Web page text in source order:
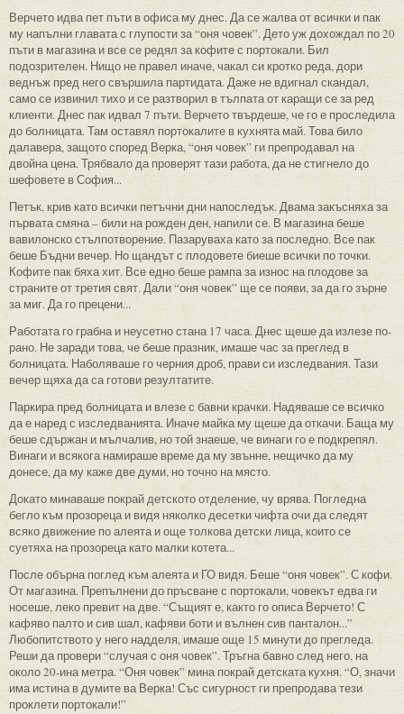
Верчето идва пет пъти в офиса му днес. Да се жалва от всички и пак
му напълни главата с глупости за “оня човек”. Дето уж дохождал по 20
пъти в магазина и все се редял за кофите с портокали. Бил
подозрителен. Нищо не правел иначе, чакал си кротко реда, дори
веднъж пред него свършила партидата. Даже не вдигнал скандал,
само се извинил тихо и се разтворил в тълпата от каращи се за ред
клиенти. Днес пак идвал 7 пъти. Верчето твърдеше, че го е проследила
до болницата. Там оставял портокалите в кухнята май. Това било
далавера, защото според Верка, “оня човек” ги препродавал на
двойна цена. Трябвало да проверят тази работа, да не стигнело до
шефовете в София...
Петък, крив като всички петъчни дни напоследък. Двама закъсняха за
първата смяна – били на рожден ден, напили се. В магазина беше
вавилонско стълпотворение. Пазаруваха като за последно. Все пак
беше Бъдни вечер. Но щандът с плодовете биеше всички по точки.
Кофите пак бяха хит. Все едно беше рампа за износ на плодове за
страните от третия свят. Дали “оня човек” ще се появи, за да го зърне
за миг. Да го прецени...
Работата го грабна и неусетно стана 17 часа. Днес щеше да излезе по-
рано. Не заради това, че беше празник, имаше час за преглед в
болницата. Наболяваше го черния дроб, прави си изследвания. Тази
вечер щяха да са готови резултатите.
Паркира пред болницата и влезе с бавни крачки. Надяваше се всичко
да е наред с изследванията. Иначе майка му щеше да откачи. Баща му
беше сдържан и мълчалив, но той знаеше, че винаги го е подкрепял.
Винаги и всякога намираше време да му звънне, нещичко да му
донесе, да му каже две думи, но точно на място.
Докато минаваше покрай детското отделение, чу врява. Погледна
бегло към прозореца и видя няколко десетки чифта очи да следят
всяко движение по алеята и още толкова детски лица, които се
суетяха на прозореца като малки котета...
После обърна поглед към алеята и ГО видя. Беше “оня човек”. С кофи.
От магазина. Препълнени до пръсване с портокали, човекът едва ги
носеше, леко превит на две. “Същият е, както го описа Верчето! С
кафяво палто и сив шал, кафяви боти и вълнен сив панталон...”
Любопитството у него надделя, имаше още 15 минути до прегледа.
Реши да провери “случая с оня човек”. Тръгна бавно след него, на
около 20-ина метра. “Оня човек” мина покрай детската кухня. “О, значи
има истина в думите ва Верка! Със сигурност ги препродава тези
проклети портокали!”